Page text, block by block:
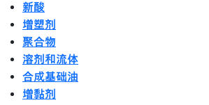
新酸
增塑剂
聚合物
溶剂和流体
合成基础油
增黏剂